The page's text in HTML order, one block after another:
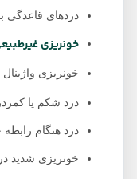
دردهای قاعدگی بسیار
خونریزی غیرطبیعی
خونریزی واژینال یا
درد شکم یا کمردرد
درد هنگام رابطه
خونریزی شدید در